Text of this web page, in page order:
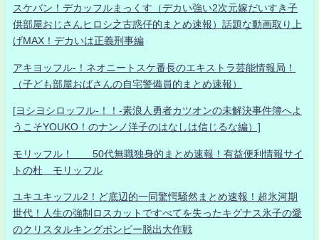
スケバン！デカッフルまっくす（デカい強い2次元嫁だいすき子
供部屋おじさんヒロシ之古惑仔的まとめ速報）話題な動画取り上
げMAX！デカいは正義刑事編
アキヨッフル-！ネオニートスケ番長のエキストラ芸能情報局！
（子ども部屋おばさんの自宅警備員的まとめ速報）
[ヨシヨシロッフル-！！-素浪人勇者カツオンの未解決事件簿へよ
うこそYOUKO！のナンノ洋子のはなしは信じるな編）]
モリッフル！ 50代無職独身的まとめ速報！有益便利情報サイ
トの杜 モリッフル
ユキユキッフル2！ど底辺的一同驚愕騒然まとめ速報！超氷河期
世代！人生の強制ロスカットですべてを失ったキグナス氷子の愛
のクリスタルキングボンビー脱出大作戦